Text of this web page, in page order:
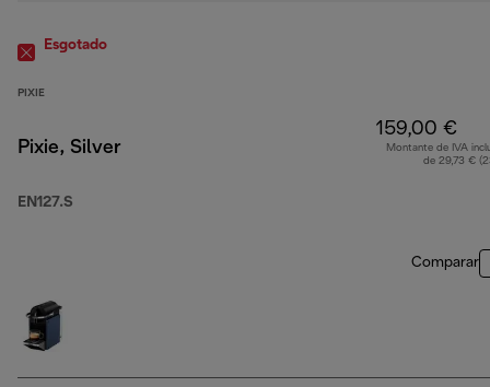
Esgotado
PIXIE
Pixie, Silver
EN127.S
159,00 €
Montante de IVA
de 29,73 €
Comparar